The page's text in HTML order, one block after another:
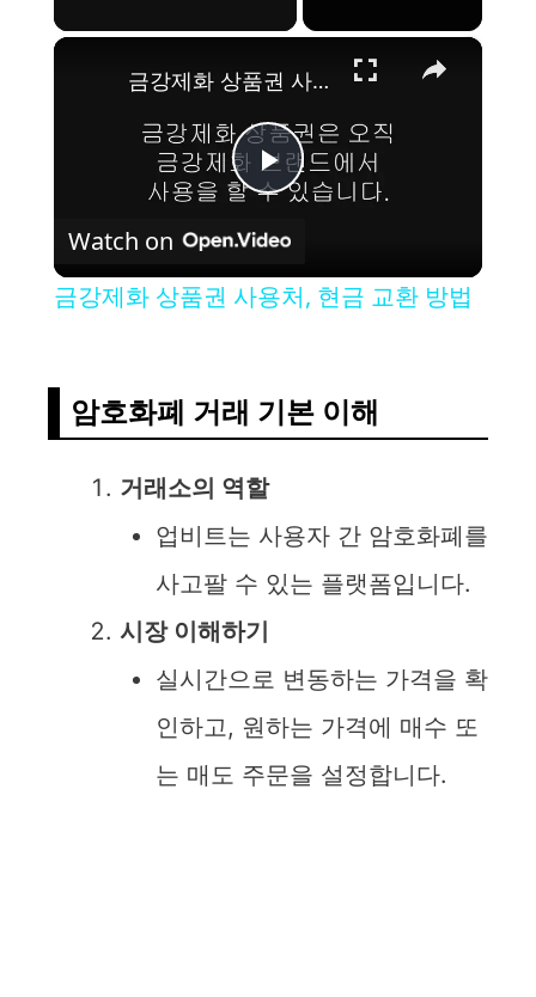
×
P
y
V
i
e
o
금강제화 상품권 사용처, 현금 교환 방법
Watch on
금강제화 상품권 사용처, 현금 교환 방법
암호화폐 거래 기본 이해
거래소의 역할
업비트는 사용자 간 암호화폐를
사고팔 수 있는 플랫폼입니다.
시장 이해하기
실시간으로 변동하는 가격을 확
인하고, 원하는 가격에 매수 또
는 매도 주문을 설정합니다.